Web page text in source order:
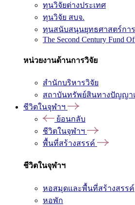
ทุนวิจัยต่างประเทศ
ทุนวิจัย สบจ.
ทุนสนับสนุนยุทธศาสตร์กา
The Second Century Fund
หน่วยงานด้านการวิจัย
สำนักบริหารวิจัย
สถาบันทรัพย์สินทางปัญญา
ชีวิตในจุฬาฯ
ย้อนกลับ
ชีวิตในจุฬาฯ
พื้นที่สร้างสรรค์
ชีวิตในจุฬาฯ
หอสมุดและพื้นที่สร้างสรรค์
หอพัก